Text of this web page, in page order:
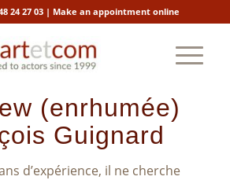
24 27 03 | Make an appointment online
(enrhumée)
Guignard
d’expérience, il ne cherche